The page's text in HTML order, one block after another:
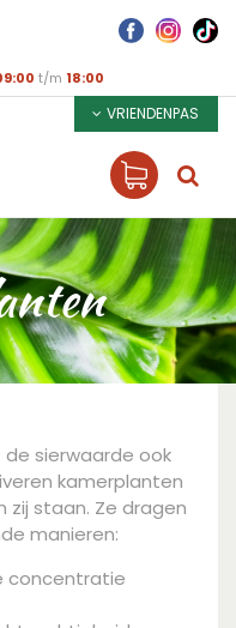
t/m 18:00
VRIENDENPAS
sierwaarde ook
kamerplanten
zij staan. Ze dragen
manieren:
concentratie